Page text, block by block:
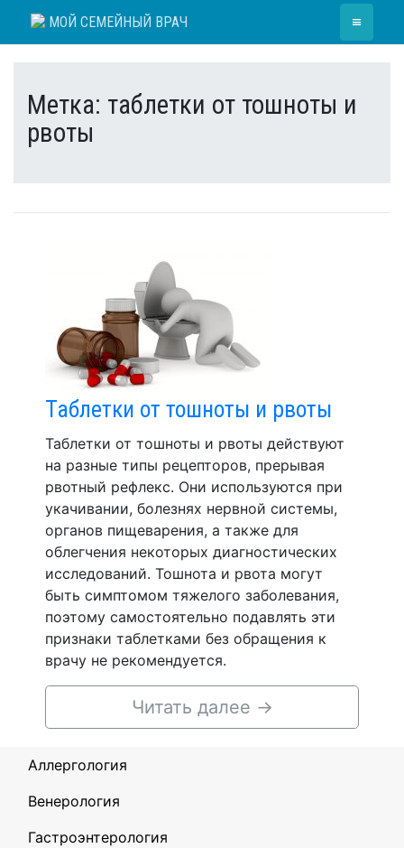
МОЙ СЕМЕЙНЫЙ ВРАЧ ≡
Метка: таблетки от тошноты и
рвоты
Таблетки от тошноты и рвоты
Таблетки от тошноты и рвоты действуют
на разные типы рецепторов, прерывая
рвотный рефлекс. Они используются при
укачивании, болезнях нервной системы,
органов пищеварения, а также для
облегчения некоторых диагностических
исследований. Тошнота и рвота могут
быть симптомом тяжелого заболевания,
поэтому самостоятельно подавлять эти
признаки таблетками без обращения к
врачу не рекомендуется.
Читать далее →
Аллергология
Венерология
Гастроэнтерология